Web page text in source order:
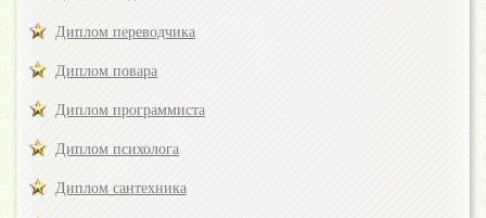
Диплом переводчика
Диплом повара
Диплом программиста
Диплом психолога
Диплом сантехника